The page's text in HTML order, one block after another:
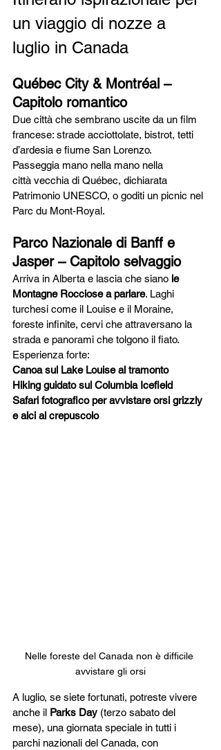
un viaggio di nozze a
luglio in Canada
Québec City & Montréal –
Capitolo romantico
Due città che sembrano uscite da un film
francese: strade acciottolate, bistrot, tetti
d’ardesia e fiume San Lorenzo.
Passeggia mano nella mano nella
città vecchia di Québec, dichiarata
Patrimonio UNESCO, o goditi un picnic nel
Parc du Mont-Royal.
Parco Nazionale di Banff e
Jasper – Capitolo selvaggio
Arriva in Alberta e lascia che siano le
Montagne Rocciose a parlare. Laghi
turchesi come il Louise e il Moraine,
foreste infinite, cervi che attraversano la
strada e panorami che tolgono il fiato.
Esperienza forte:
Canoa sul Lake Louise al tramonto
Hiking guidato sul Columbia Icefield
Safari fotografico per avvistare orsi grizzly
e alci al crepuscolo
Nelle foreste del Canada non è difficile
avvistare gli orsi
A luglio, se siete fortunati, potreste vivere
anche il Parks Day (terzo sabato del
mese), una giornata speciale in tutti i
parchi nazionali del Canada, con